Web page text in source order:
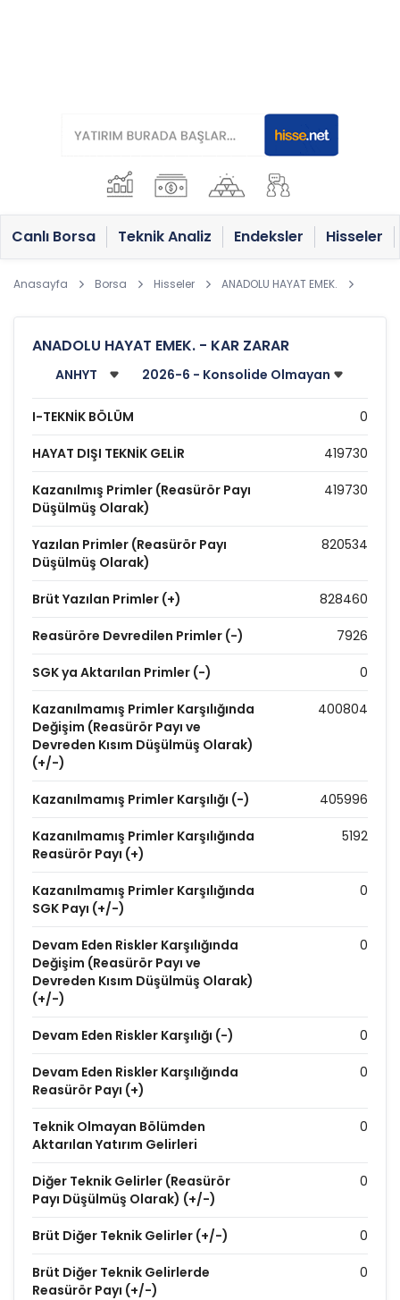
Canlı Borsa Teknik Analiz Endeksler Hisseler
Anasayfa Borsa Hisseler ANADOLU HAYAT EMEK.
ANADOLU HAYAT EMEK. - KAR ZARAR
I-TEKNİK BÖLÜM 0
HAYAT DIŞI TEKNİK GELİR 419730
Kazanılmış Primler (Reasürör Payı
Düşülmüş Olarak)
419730
Yazılan Primler (Reasürör Payı
Düşülmüş Olarak)
820534
Brüt Yazılan Primler (+) 828460
Reasüröre Devredilen Primler (-) 7926
SGK ya Aktarılan Primler (-) 0
Kazanılmamış Primler Karşılığında
Değişim (Reasürör Payı ve
Devreden Kısım Düşülmüş Olarak)
(+/-)
400804
Kazanılmamış Primler Karşılığı (-) 405996
Kazanılmamış Primler Karşılığında
Reasürör Payı (+)
5192
Kazanılmamış Primler Karşılığında
SGK Payı (+/-)
0
Devam Eden Riskler Karşılığında
Değişim (Reasürör Payı ve
Devreden Kısım Düşülmüş Olarak)
(+/-)
0
Devam Eden Riskler Karşılığı (-) 0
Devam Eden Riskler Karşılığında
Reasürör Payı (+)
0
Teknik Olmayan Bölümden
Aktarılan Yatırım Gelirleri
0
Diğer Teknik Gelirler (Reasürör
Payı Düşülmüş Olarak) (+/-)
0
Brüt Diğer Teknik Gelirler (+/-) 0
Brüt Diğer Teknik Gelirlerde
Reasürör Payı (+/-)
0